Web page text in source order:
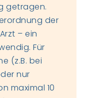
getragen.
der
– ein
Für
(z.B. bei
nur
maximal 10